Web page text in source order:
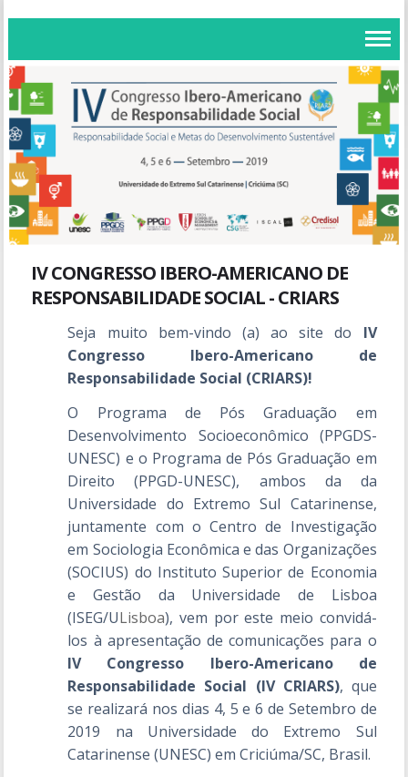
IV CONGRESSO IBERO-AMERICANO DE
RESPONSABILIDADE SOCIAL - CRIARS
Seja muito bem-vindo (a) ao site do IV
Congresso Ibero-Americano de
Responsabilidade Social (CRIARS)!
O Programa de Pós Graduação em
Desenvolvimento Socioeconômico (PPGDS-
UNESC) e o Programa de Pós Graduação em
Direito (PPGD-UNESC), ambos da da
Universidade do Extremo Sul Catarinense,
juntamente com o Centro de Investigação
em Sociologia Econômica e das Organizações
(SOCIUS) do Instituto Superior de Economia
e Gestão da Universidade de Lisboa
(ISEG/ULisboa), vem por este meio convidá-
los à apresentação de comunicações para o
IV Congresso Ibero-Americano de
Responsabilidade Social (IV CRIARS), que
se realizará nos dias 4, 5 e 6 de Setembro de
2019 na Universidade do Extremo Sul
Catarinense (UNESC) em Criciúma/SC, Brasil.